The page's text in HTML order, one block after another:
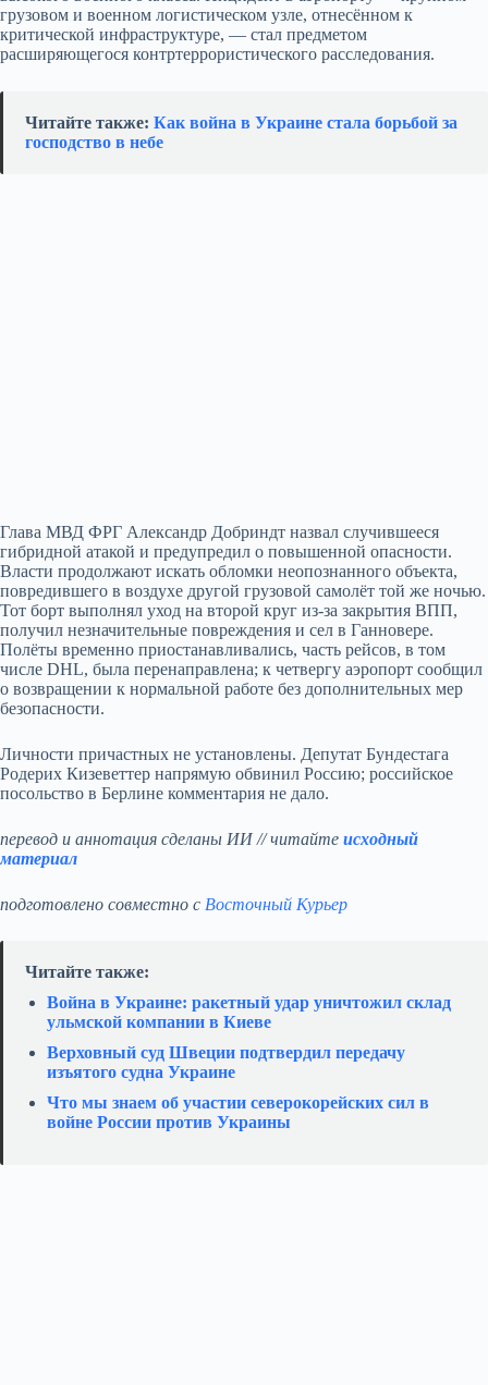
грузовом и военном логистическом узле, отнесённом к
критической инфраструктуре, — стал предметом
расширяющегося контртеррористического расследования.
Читайте также: Как война в Украине стала борьбой за
господство в небе
Глава МВД ФРГ Александр Добриндт назвал случившееся
гибридной атакой и предупредил о повышенной опасности.
Власти продолжают искать обломки неопознанного объекта,
повредившего в воздухе другой грузовой самолёт той же ночью.
Тот борт выполнял уход на второй круг из‑за закрытия ВПП,
получил незначительные повреждения и сел в Ганновере.
Полёты временно приостанавливались, часть рейсов, в том
числе DHL, была перенаправлена; к четвергу аэропорт сообщил
о возвращении к нормальной работе без дополнительных мер
безопасности.
Личности причастных не установлены. Депутат Бундестага
Родерих Кизеветтер напрямую обвинил Россию; российское
посольство в Берлине комментария не дало.
перевод и аннотация сделаны ИИ // читайте исходный
материал
подготовлено совместно с Восточный Курьер
Читайте также:
Война в Украине: ракетный удар уничтожил склад
ульмской компании в Киеве
Верховный суд Швеции подтвердил передачу
изъятого судна Украине
Что мы знаем об участии северокорейских сил в
войне России против Украины